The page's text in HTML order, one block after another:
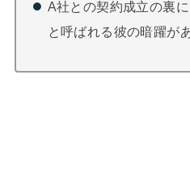
A社との契約成立の裏
と呼ばれる彼の暗躍が